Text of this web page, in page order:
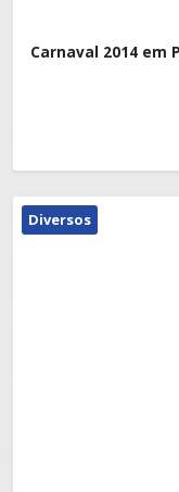
Carnaval 2014 em
Diversos